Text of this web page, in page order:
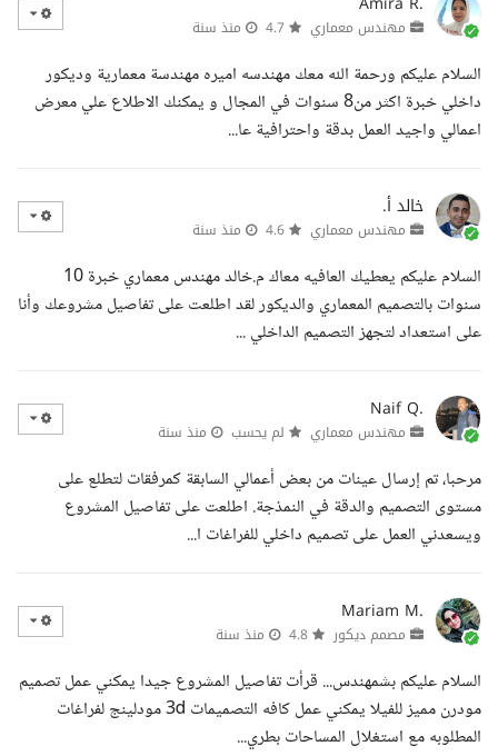
مهندس معماري منذ سنة
السلام عليكم ورحمة الله معك مهندسه اميره مهندسة معمارية وديكور
داخلي خبرة اكثر من8 سنوات في المجال و يمكنك الاطلاع علي معرض
اعمالي واجيد العمل بدقة واحترافية عا...
خالد أ.
مهندس معماري منذ سنة
السلام عليكم يعطيك العافيه معاك م.خالد مهندس معماري خبرة 10
سنوات بالتصميم المعماري والديكور لقد اطلعت على تفاصيل مشروعك وأنا
على استعداد لتجهز التصميم الداخلي ...
Naif Q.
مهندس معماري لم يحسب منذ سنة
مرحبا، تم إرسال عينات من بعض أعمالي السابقة كمرفقات لتطلع على
مستوى التصميم والدقة في النمذجة. اطلعت على تفاصيل المشروع
ويسعدني العمل على تصميم داخلي للفراغات ا...
Mariam M.
مصمم ديكور منذ سنة
السلام عليكم بشمهندس... قرأت تفاصيل المشروع جيدا يمكني عمل تصميم
مودرن مميز للفيلا يمكني عمل كافه التصميمات 3d مودلينج لفراغات
المطلوبه مع استغلال المساحات بطري...